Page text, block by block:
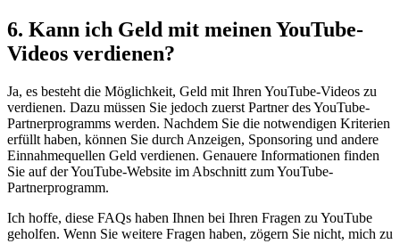
6. Kann ich Geld mit meinen YouTube-
Videos verdienen?
Ja, es besteht die Möglichkeit, Geld mit Ihren YouTube-Videos zu
verdienen. Dazu müssen Sie jedoch zuerst Partner des YouTube-
Partnerprogramms werden. Nachdem Sie die notwendigen Kriterien
erfüllt haben, können Sie durch Anzeigen, Sponsoring und andere
Einnahmequellen Geld verdienen. Genauere Informationen finden
Sie auf der YouTube-Website im Abschnitt zum YouTube-
Partnerprogramm.
Ich hoffe, diese FAQs haben Ihnen bei Ihren Fragen zu YouTube
geholfen. Wenn Sie weitere Fragen haben, zögern Sie nicht, mich zu